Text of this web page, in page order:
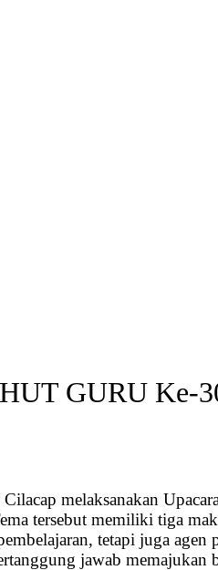
GURU Ke-
melaksanakan
tersebut memiliki tiga
tetapi juga
jawab memajukan